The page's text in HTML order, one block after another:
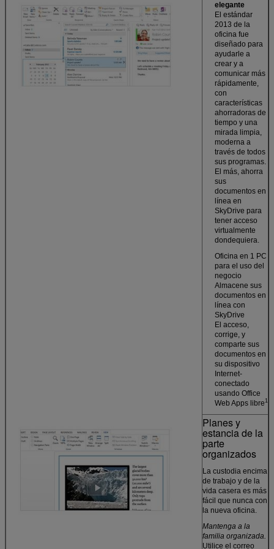
elegante
El estándar
2013 de la
oficina fue
diseñado para
ayudarle a
crear y a
comunicar más
rápidamente,
con
características
ahorradoras de
tiempo y una
mirada limpia,
moderna a
través de todos
sus programas.
El más, ahorra
sus
documentos en
línea en
SkyDrive para
tener acceso
virtualmente
dondequiera.
Oficina en 1 PC
para el uso del
negocio
Almacene sus
documentos en
línea con
SkyDrive
El acceso,
corrige, y
comparte sus
documentos en
su dispositivo
Internet-
conectado
usando Office
Web Apps libre1
Planes y
estancia de la
parte
organizados
La custodia encima
de trabajo y de la
vida casera es más
fácil que nunca con
la nueva oficina.
Mantenga a la
familia organizada.
Utilice el correo